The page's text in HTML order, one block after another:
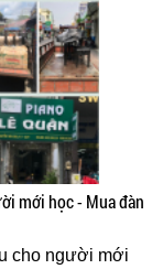
mới học - Mua đàn
cho người mới